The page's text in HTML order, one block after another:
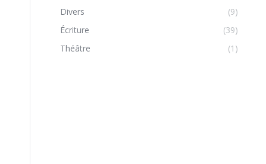
Divers
(9)
Écriture
(39)
Théâtre
(1)